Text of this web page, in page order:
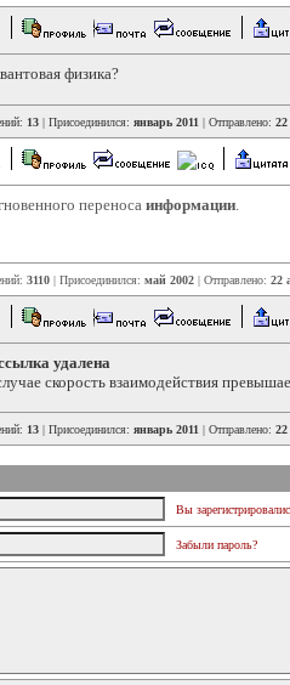
физика?
13 | Присоединился: январь 2011 | Отправлено: 22
переноса информации.
3110 | Присоединился: май 2002 | Отправлено: 22
удалена
скорость взаимодействия
13 | Присоединился: январь 2011 | Отправлено: 22
Вы
Забыли пароль?